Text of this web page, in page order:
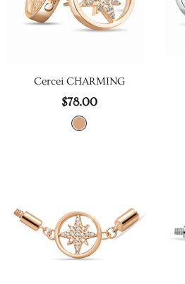
Cercei CHARMING
$78.00